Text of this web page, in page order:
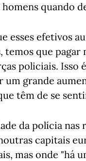
quando
esses efetivos
que pagar
policiais. Isso
um grande
têm de se
da polícia nas
capitais
mas onde "há